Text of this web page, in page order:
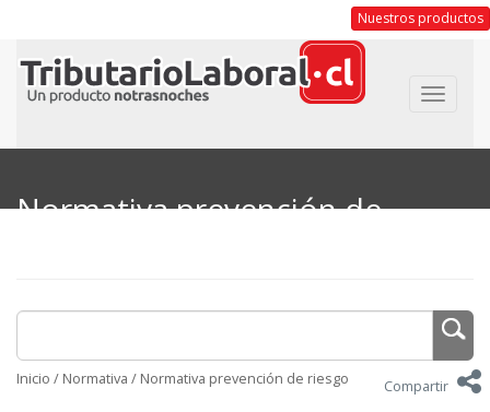
Nuestros productos
Toggle
Normativa prevención de
Inicio / Normativa / Normativa prevención de riesgo Compartir